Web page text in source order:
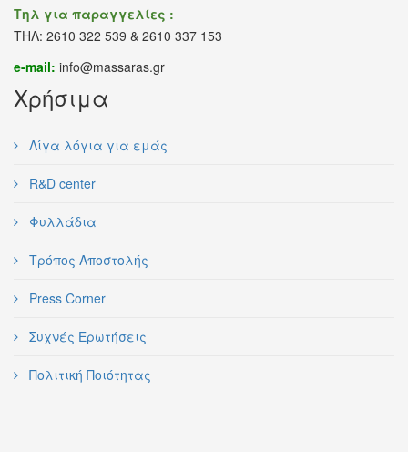
Τηλ για παραγγελίες :
ΤΗΛ: 2610 322 539 & 2610 337 153
e-mail: info@massaras.gr
Χρήσιμα
Λίγα λόγια για εμάς
R&D center
Φυλλάδια
Τρόπος Αποστολής
Press Corner
Συχνές Ερωτήσεις
Πολιτική Ποιότητας